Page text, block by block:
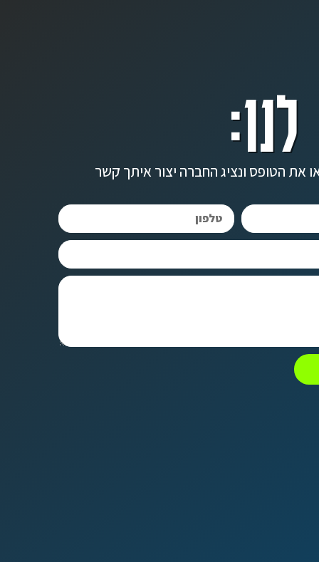
את הטופס ונציג החברה יצור איתך קשר